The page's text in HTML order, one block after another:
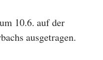
10.6. auf der
ausgetragen.